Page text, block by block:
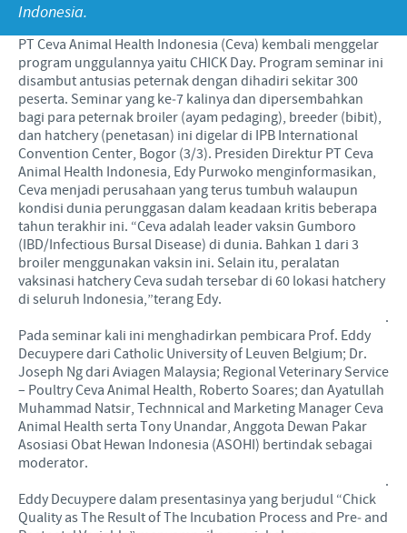
Produksi
Keberadaan Ceva di dunia
Hubungi Kami
Fokus pada peranan
Kerja sama bisnis dan ilmiah
Kontribusi
Program pendukung
KARIR
Pekerjaan utama kami
Lowongan Pekerjaan
Proses perekrutan kami
Pengembangan Diri
Indonesia.
PT Ceva Animal Health Indonesia (Ceva) kembali menggelar
program unggulannya yaitu CHICK Day. Program seminar ini
disambut antusias peternak dengan dihadiri sekitar 300
peserta. Seminar yang ke‐7 kalinya dan dipersembahkan
bagi para peternak broiler (ayam pedaging), breeder (bibit),
dan hatchery (penetasan) ini digelar di IPB International
Convention Center, Bogor (3/3). Presiden Direktur PT Ceva
Animal Health Indonesia, Edy Purwoko menginformasikan,
Ceva menjadi perusahaan yang terus tumbuh walaupun
kondisi dunia perunggasan dalam keadaan kritis beberapa
tahun terakhir ini. “Ceva adalah leader vaksin Gumboro
(IBD/Infectious Bursal Disease) di dunia. Bahkan 1 dari 3
broiler menggunakan vaksin ini. Selain itu, peralatan
vaksinasi hatchery Ceva sudah tersebar di 60 lokasi hatchery
di seluruh Indonesia,”terang Edy.
.
Pada seminar kali ini menghadirkan pembicara Prof. Eddy
Decuypere dari Catholic University of Leuven Belgium; Dr.
Joseph Ng dari Aviagen Malaysia; Regional Veterinary Service
– Poultry Ceva Animal Health, Roberto Soares; dan Ayatullah
Muhammad Natsir, Technnical and Marketing Manager Ceva
Animal Health serta Tony Unandar, Anggota Dewan Pakar
Asosiasi Obat Hewan Indonesia (ASOHI) bertindak sebagai
moderator.
.
Eddy Decuypere dalam presentasinya yang berjudul “Chick
Quality as The Result of The Incubation Process and Pre‐ and